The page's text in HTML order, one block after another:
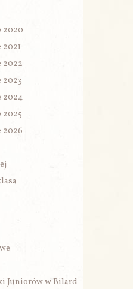
2020
2022
2024
2026
Juniorów w Bilard